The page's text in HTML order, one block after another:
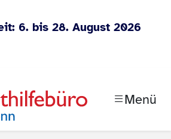
6. bis 28. August 2026
Menü